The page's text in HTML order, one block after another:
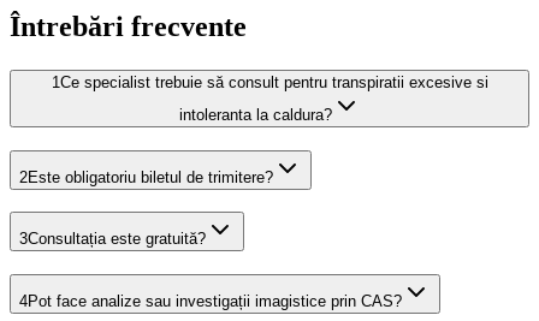
Întrebări frecvente
1 Ce specialist trebuie să consult pentru transpiratii excesive si
intoleranta la caldura?
2Este obligatoriu biletul de trimitere?
3Consultația este gratuită?
4Pot face analize sau investigații imagistice prin CAS?